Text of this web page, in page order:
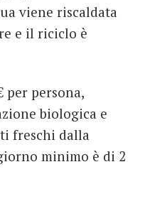
viene riscaldata
e il riciclo è
per persona,
biologica e
freschi dalla
minimo è di 2